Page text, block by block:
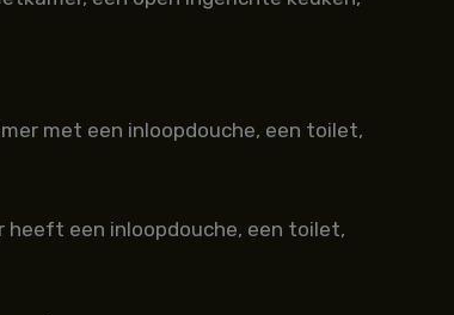
met een inloopdouche, een toilet,
heeft een inloopdouche, een toilet,